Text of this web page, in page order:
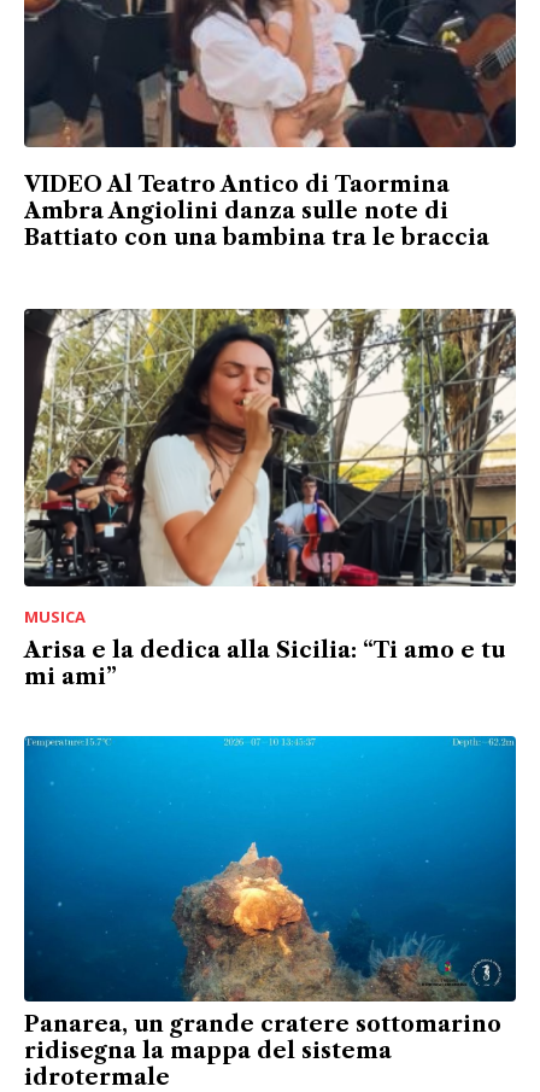
VIDEO Al Teatro Antico di Taormina
Ambra Angiolini danza sulle note di
Battiato con una bambina tra le braccia
MUSICA
Arisa e la dedica alla Sicilia: “Ti amo e tu
mi ami”
Panarea, un grande cratere sottomarino
ridisegna la mappa del sistema
idrotermale